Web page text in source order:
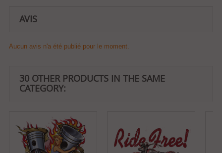
AVIS
Aucun avis n'a été publié pour le moment.
30 OTHER PRODUCTS IN THE SAME
CATEGORY: